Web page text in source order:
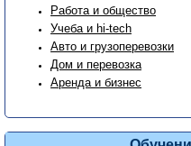
Работа и общество
Учеба и hi-tech
Авто и грузоперевозки
Дом и перевозка
Аренда и бизнес